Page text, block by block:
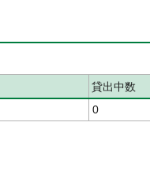
貸出中数
0